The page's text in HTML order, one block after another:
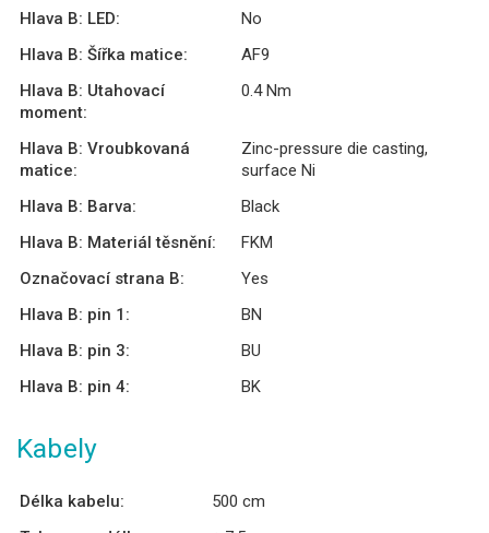
Hlava B: LED:
No
Hlava B: Šířka matice:
AF9
Hlava B: Utahovací
moment:
0.4 Nm
Hlava B: Vroubkovaná
matice:
Zinc-pressure die casting,
surface Ni
Hlava B: Barva:
Black
Hlava B: Materiál těsnění:
FKM
Označovací strana B:
Yes
Hlava B: pin 1:
BN
Hlava B: pin 3:
BU
Hlava B: pin 4:
BK
Kabely
Délka kabelu:
500 cm